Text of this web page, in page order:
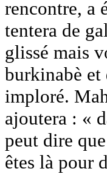
rencontre, a
tentera de
glissé mais
burkinabè
imploré.
ajoutera : «
peut dire
êtes là pour